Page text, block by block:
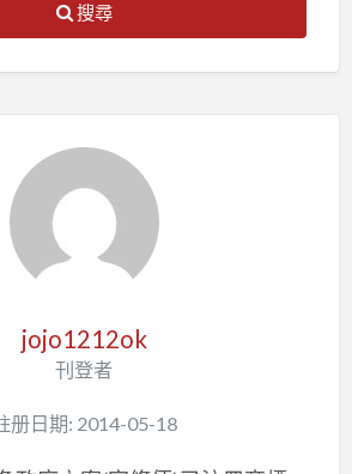
搜尋
jojo1212ok
刊登者
册日期: 2014-05-18